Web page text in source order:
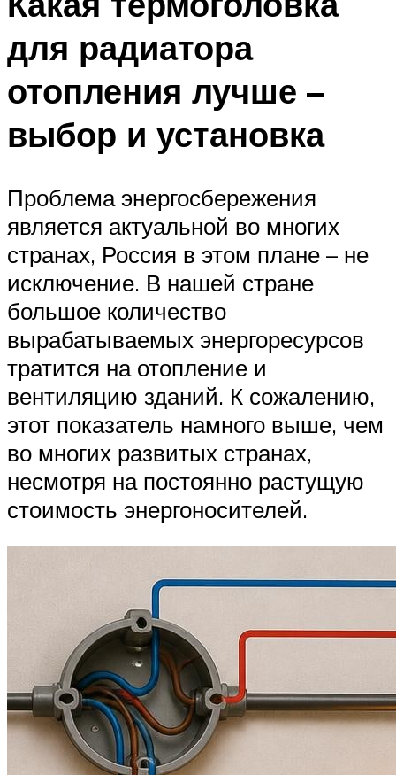
для радиатора
отопления лучше –
выбор и установка
Проблема энергосбережения
является актуальной во многих
странах, Россия в этом плане – не
исключение. В нашей стране
большое количество
вырабатываемых энергоресурсов
тратится на отопление и
вентиляцию зданий. К сожалению,
этот показатель намного выше, чем
во многих развитых странах,
несмотря на постоянно растущую
стоимость энергоносителей.